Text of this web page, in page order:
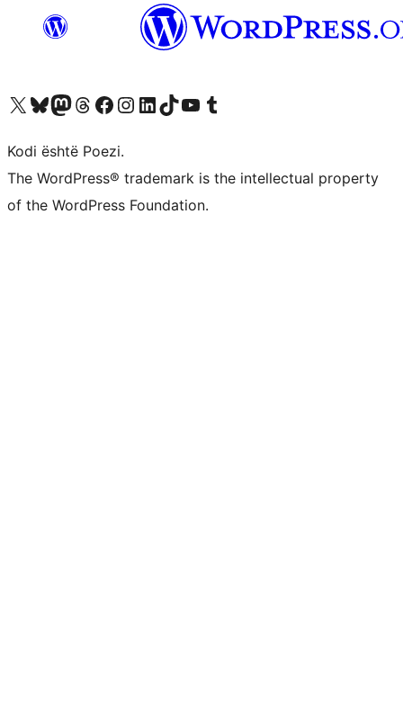
Vizitoni llogarinë tonë X (ish Twitter)
Vizitoni llogarinë tonë Bluesky
Vizitoni llogarinë tonë Mastodon
Vizitoni llogarinë tonë Threads
Vizitoni faqen tonë në Facebook
Vizitoni llogarinë tonë Instagram
Vizitoni llogarinë tonë LinkedIn
Vizitoni llogarinë tonë TikTok
Vizitoni kanalin tonë YouTube
Vizitoni llogarinë tonë Tumblr
Kodi është Poezi.
The WordPress® trademark is the intellectual property
of the WordPress Foundation.